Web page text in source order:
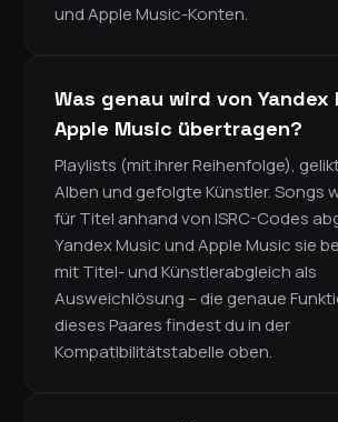
und Apple Music-Konten.
Was genau wird von Yandex
Apple Music übertragen?
Playlists (mit ihrer Reihenfolge),
Alben und gefolgte Künstler. Songs
für Titel anhand von ISRC-Codes
Yandex Music und Apple Music sie
mit Titel- und Künstlerabgleich als
Ausweichlösung – die genaue
dieses Paares findest du in der
Kompatibilitätstabelle oben.